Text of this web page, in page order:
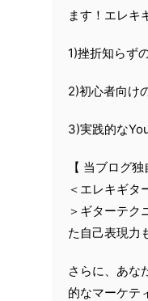
ます！エレキ
1)挫折知らず
2)初心者向け
3)実践的な
【 当ブログ
＜エレキギタ
＞ギターテク
た自己表現力
さらに、あな
的なマーケテ